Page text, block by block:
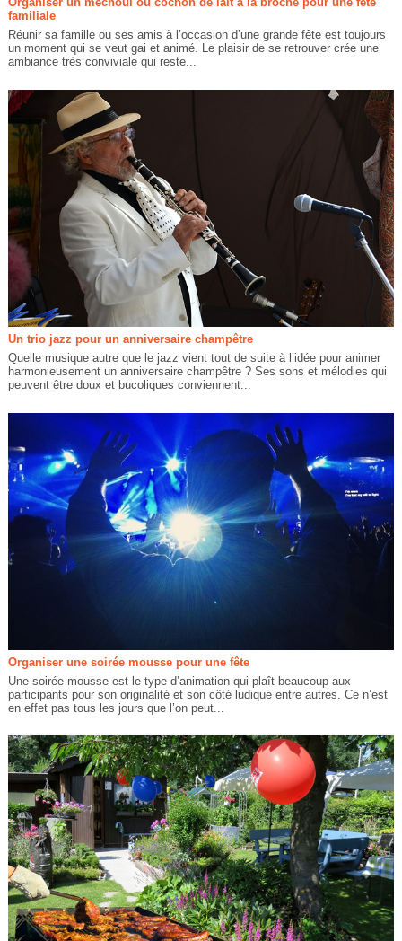
familiale
Réunir sa famille ou ses amis à l’occasion d’une grande fête est toujours
un moment qui se veut gai et animé. Le plaisir de se retrouver crée une
ambiance très conviviale qui reste...
Un trio jazz pour un anniversaire champêtre
Quelle musique autre que le jazz vient tout de suite à l’idée pour animer
harmonieusement un anniversaire champêtre ? Ses sons et mélodies qui
peuvent être doux et bucoliques conviennent...
Organiser une soirée mousse pour une fête
Une soirée mousse est le type d’animation qui plaît beaucoup aux
participants pour son originalité et son côté ludique entre autres. Ce n’est
en effet pas tous les jours que l’on peut...